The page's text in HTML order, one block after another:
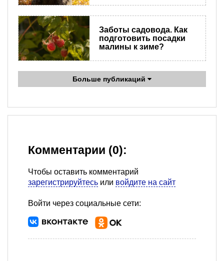
Заботы садовода. Как
подготовить посадки
малины к зиме?
Больше публикаций
Комментарии (0):
Чтобы оставить комментарий
зарегистрируйтесь или войдите на сайт
Войти через социальные сети: